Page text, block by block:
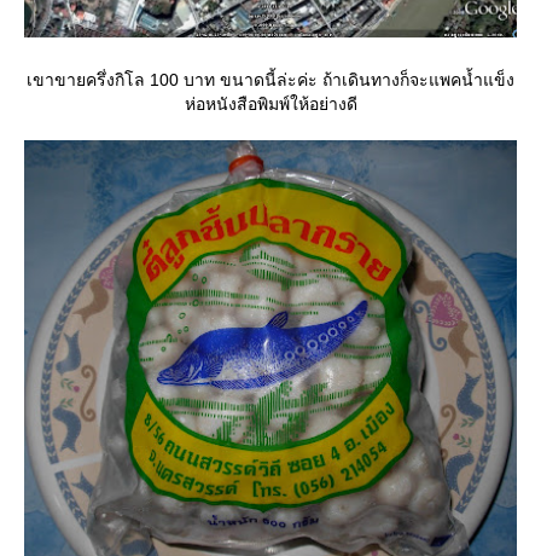
เขาขายครึ่งกิโล 100 บาท ขนาดนี้ล่ะค่ะ ถ้าเดินทางก็จะแพคน้ำแข็ง
ห่อหนังสือพิมพ์ให้อย่างดี